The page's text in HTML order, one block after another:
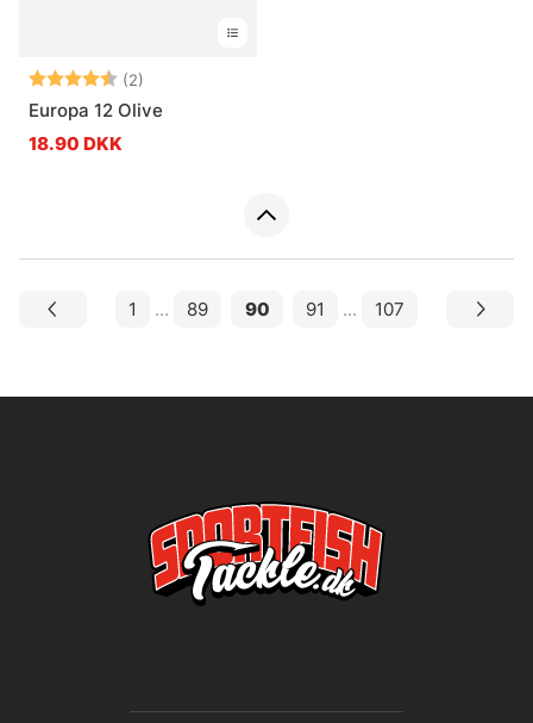
Vurdering: (2)
Europa 12 Olive
18.90 DKK
1 ... 89 90 91 ... 107